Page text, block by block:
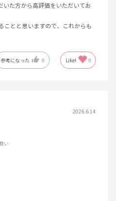
いた方から高評価をいただいてお
ことと思いますので、これからも
参考になった 0 Like! 0
2026.6.14
い